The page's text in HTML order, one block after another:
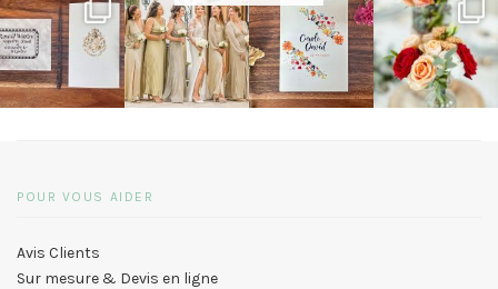
POUR VOUS AIDER
Avis Clients
Sur mesure & Devis en ligne